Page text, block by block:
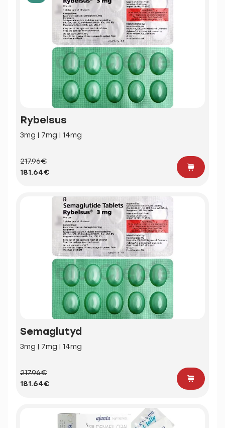
Rybelsus
3mg | 7mg | 14mg
217.96€
181.64€
Semaglutyd
3mg | 7mg | 14mg
217.96€
181.64€